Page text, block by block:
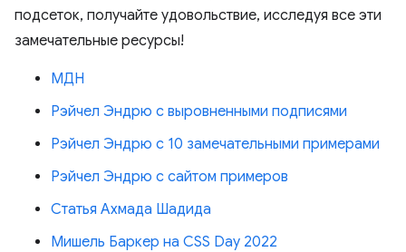
подсеток, получайте удовольствие, исследуя все эти
замечательные ресурсы!
МДН
Рэйчел Эндрю с выровненными подписями
Рэйчел Эндрю с 10 замечательными примерами
Рэйчел Эндрю с сайтом примеров
Статья Ахмада Шадида
Мишель Баркер на CSS Day 2022